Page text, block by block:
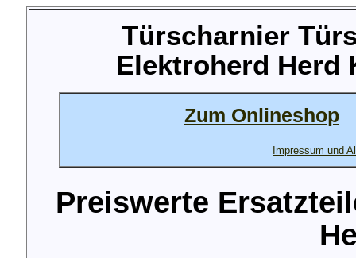
Türscharnier
Elektroherd Herd
Zum Onlineshop
Impressum und
Preiswerte